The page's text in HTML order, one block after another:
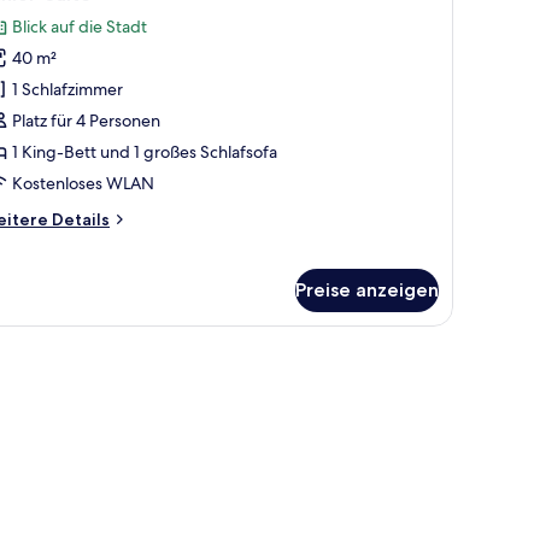
Blick auf die Stadt
40 m²
1 Schlafzimmer
Platz für 4 Personen
1 King-Bett und 1 großes Schlafsofa
Kostenloses WLAN
Details
Preise anzeigen